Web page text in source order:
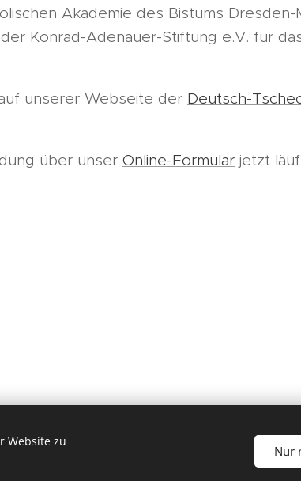
Akademie des Bistums Dresden-
Konrad-Adenauer-Stiftung e.V. für
unserer Webseite der Deutsch-
über unser Online-Formular jetzt
Website zu
Nur